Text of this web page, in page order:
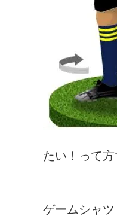
たい！って方
ゲームシャ